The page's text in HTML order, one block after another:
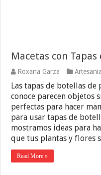
Macetas con
Roxana Garza Artesania
Las tapas de botellas
conoce parecen objetos
perfectas para hacer
para usar tapas de
mostramos ideas para
que tus plantas y flores
Read More »